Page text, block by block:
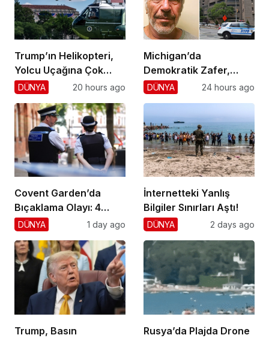
Trump’ın Helikopteri,
Yolcu Uçağına Çok
Yaklaştı!
DÜNYA 20 hours ago
Michigan’da
Demokratik Zafer,
Cumhuriyetçilere
DÜNYA 24 hours ago
Covent Garden’da
Bıçaklama Olayı: 4
Yaralı, 1 Gözaltı
DÜNYA 1 day ago
İnternetteki Yanlış
Bilgiler Sınırları Aştı!
DÜNYA 2 days ago
Trump, Basın
Rusya’da Plajda Drone